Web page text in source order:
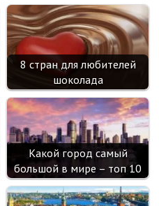
8 стран для любителей
шоколада
Какой город самый
большой в мире – топ 10